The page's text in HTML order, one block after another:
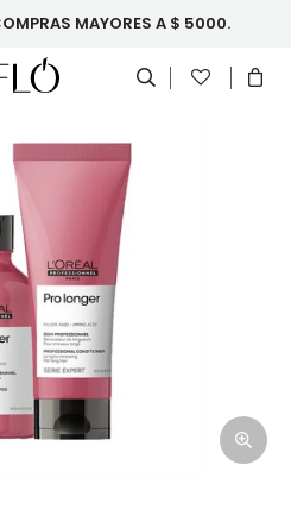
MAYORES A $ 5000.